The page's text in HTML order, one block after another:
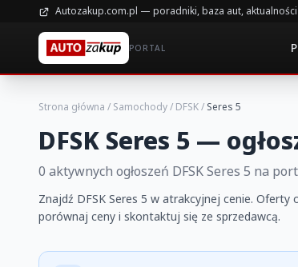
Autozakup.com.pl — poradniki, baza aut, aktualności
PORTAL
Strona główna / Samochody/ DFSK/ Seres 5
DFSK Seres 5 —
0 aktywnych ogłoszeń DFSK Seres 5 na
Znajdź DFSK Seres 5 w atrakcyjnej cenie.
porównaj ceny i skontaktuj się ze sprzedawcą.